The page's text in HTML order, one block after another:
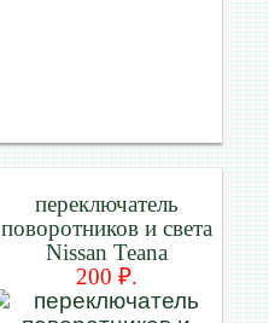
переключатель
поворотников и света
Nissan Teana
200 ₽.